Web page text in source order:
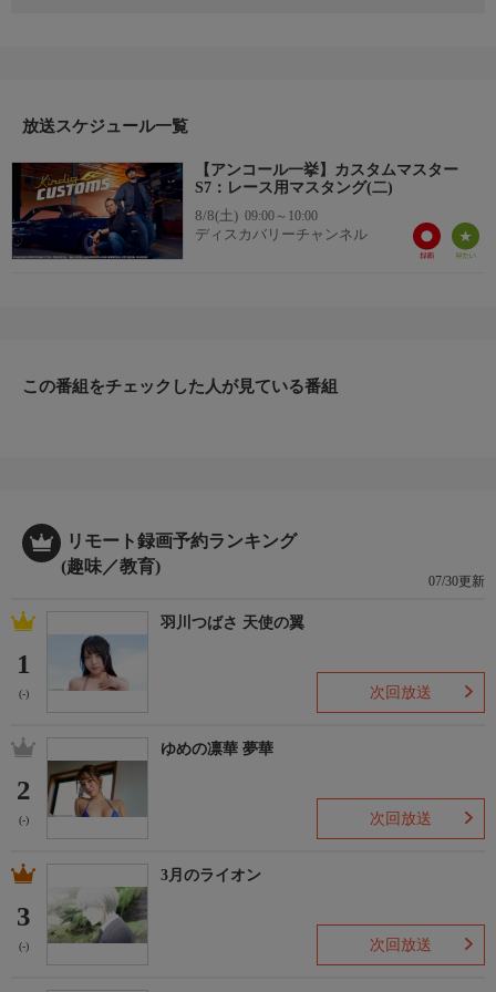
放送スケジュール一覧
【アンコール一挙】カスタムマスター
S7：レース用マスタング(二)
8/8(土) 09:00～10:00
ディスカバリーチャンネル
この番組をチェックした人が見ている番組
リモート録画予約ランキング
(趣味／教育)
07/30更新
1
(-)
羽川つばさ 天使の翼
次回放送
2
(-)
ゆめの凛華 夢華
次回放送
3
(-)
3月のライオン
次回放送